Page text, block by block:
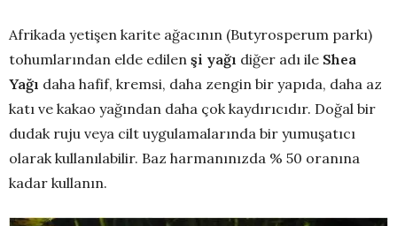
Afrikada yetişen karite ağacının (Butyrosperum parkı)
tohumlarından elde edilen şi yağı diğer adı ile Shea
Yağı daha hafif, kremsi, daha zengin bir yapıda, daha az
katı ve kakao yağından daha çok kaydırıcıdır. Doğal bir
dudak ruju veya cilt uygulamalarında bir yumuşatıcı
olarak kullanılabilir. Baz harmanınızda % 50 oranına
kadar kullanın.